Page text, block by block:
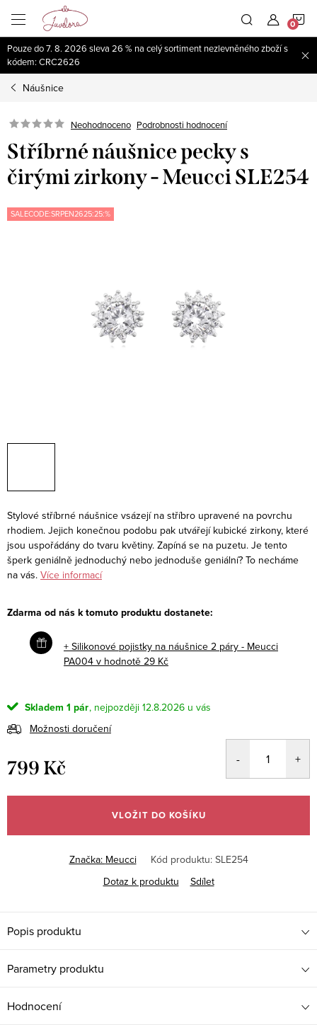
obsah
Pouze do 7. 8. 2026 sleva 26 % na celý sortiment nezlevněného zboží s
kódem: CRC2626
Náušnice
Neohodnoceno Podrobnosti hodnocení
Stříbrné náušnice pecky s
čirými zirkony - Meucci SLE254
SALECODE:SRPEN2625:25:%
Stylové stříbrné náušnice vsázejí na stříbro upravené na povrchu
rhodiem. Jejich konečnou podobu pak utvářejí kubické zirkony, které
jsou uspořádány do tvaru květiny. Zapíná se na puzetu. Je tento
šperk geniálně jednoduchý nebo jednoduše geniální? To necháme
na vás. Více informací
Zdarma od nás k tomuto produktu dostanete:
+ Silikonové pojistky na náušnice 2 páry - Meucci
PA004 v hodnotě 29 Kč
Skladem 1 pár
12.8.2026
Možnosti doručení
799 Kč
cena:
VLOŽIT DO KOŠÍKU
Značka: Meucci Kód produktu: SLE254
Dotaz k produktu
Sdílet
Popis produktu
Parametry produktu
Hodnocení